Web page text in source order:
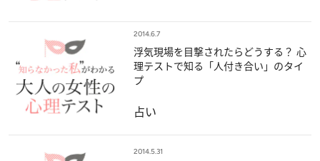
2014.6.7
浮気現場を目撃されたらどうする？ 心
理テストで知る「人付き合い」のタイ
プ
占い
2014.5.31